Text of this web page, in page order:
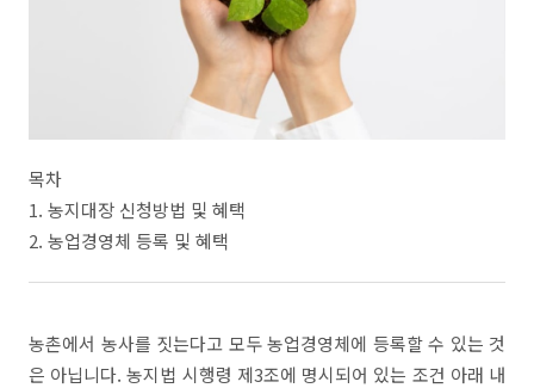
목차
1. 농지대장 신청방법 및 혜택
2. 농업경영체 등록 및 혜택
농촌에서 농사를 짓는다고 모두 농업경영체에 등록할 수 있는 것
은 아닙니다. 농지법 시행령 제3조에 명시되어 있는 조건 아래 내